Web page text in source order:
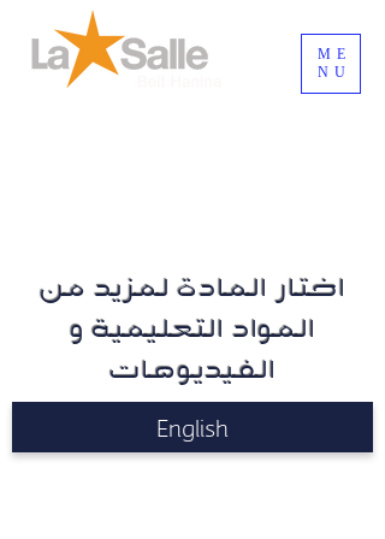
ME
NU
اختار المادة لمزيد من
المواد التعليمية و
الفيديوهات
English